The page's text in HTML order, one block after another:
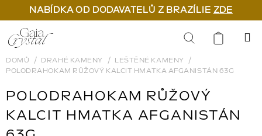
NABÍDKA OD DODAVATELŮ Z BRAZÍLIE ZDE
Přejít
na
obsah
Hledat
DOMŮ DRAHÉ KAMENY
LEŠTĚNÉ KAMENY
POLODRAHOKAM RŮŽOVÝ KALCIT HMATKA AFGANISTÁN 63G
POLODRAHOKAM RŮŽOVÝ
KALCIT HMATKA AFGANISTÁN